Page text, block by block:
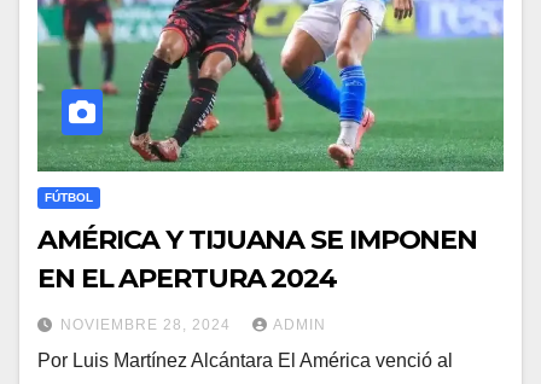
FÚTBOL
AMÉRICA Y TIJUANA SE IMPONEN
EN EL APERTURA 2024
NOVIEMBRE 28, 2024 ADMIN
Por Luis Martínez Alcántara El América venció al